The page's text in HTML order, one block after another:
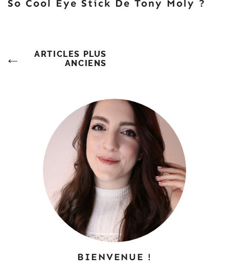
So Cool Eye Stick De Tony Moly ?
Navigation
ARTICLES PLUS
ANCIENS
BIENVENUE !